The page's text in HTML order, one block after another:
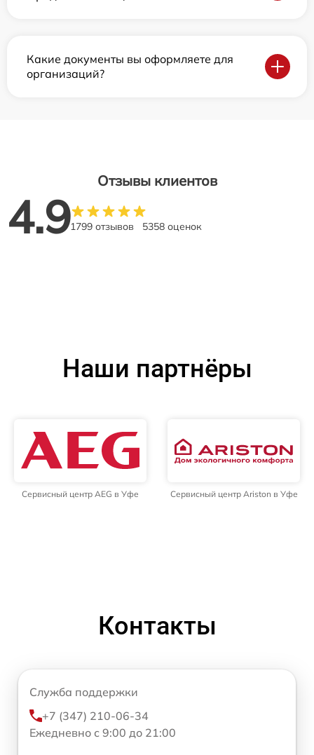
Какие документы вы оформляете для
организаций?
Отзывы клиентов
4.91799 отзывов 5358 оценок
Наши партнёры
Сервисный центр AEG в Уфе Сервисный центр Ariston в Уфе
Контакты
Служба поддержки
+7 (347) 210-06-34
Ежедневно с 9:00 до 21:00